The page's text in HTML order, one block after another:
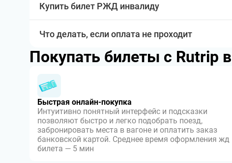
Купить билет РЖД инвалиду
Что делать, если оплата не проходит
Покупать билеты с Rutrip
Быстрая онлайн-покупка
Интуитивно понятный интерфейс и подсказки
позволяют быстро и легко подобрать поезд,
забронировать места в вагоне и оплатить заказ
банковской картой. Среднее время оформления жд
билета — 5 мин